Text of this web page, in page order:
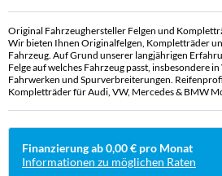
Original Fahrzeughersteller Felgen und
Wir bieten Ihnen Originalfelgen, Kompletträder
Fahrzeug. Auf Grund unserer langjährigen
Felge auf welches Fahrzeug passt, insbesondere
Fahrwerken und Spurverbreiterungen.
Kompletträder für Audi, VW, Mercedes & BMW
Finanzierung ab 0,00 € pro Monat
Informationen zu möglichen Raten